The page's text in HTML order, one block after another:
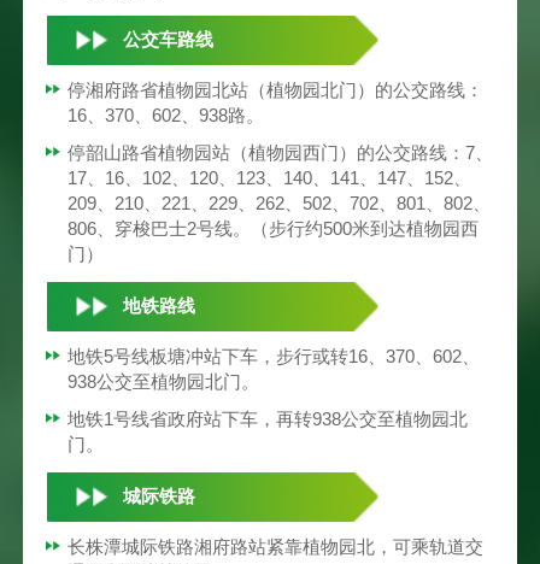
公交车路线
停湘府路省植物园北站（植物园北门）的公交路线：
16、370、602、938路。
停韶山路省植物园站（植物园西门）的公交路线：7、
17、16、102、120、123、140、141、147、152、
209、210、221、229、262、502、702、801、802、
806、穿梭巴士2号线。（步行约500米到达植物园西
门）
地铁路线
地铁5号线板塘冲站下车，步行或转16、370、602、
938公交至植物园北门。
地铁1号线省政府站下车，再转938公交至植物园北
门。
城际铁路
长株潭城际铁路湘府路站紧靠植物园北，可乘轨道交